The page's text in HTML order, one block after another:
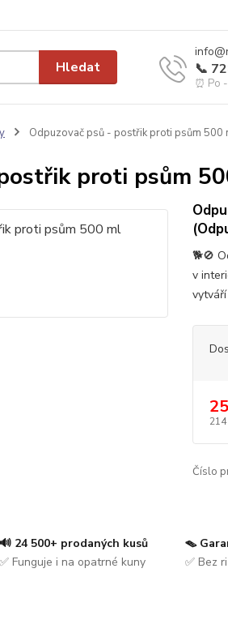
Hledat 📞
⏰ Po
Odpuzovač psů - postřik proti psům 500
proti psům
🐕🚫
v
214
Číslo
🔊 24 500+ prodaných kusů
✅ Funguje i na opatrné kuny
🪤
✅ Bez